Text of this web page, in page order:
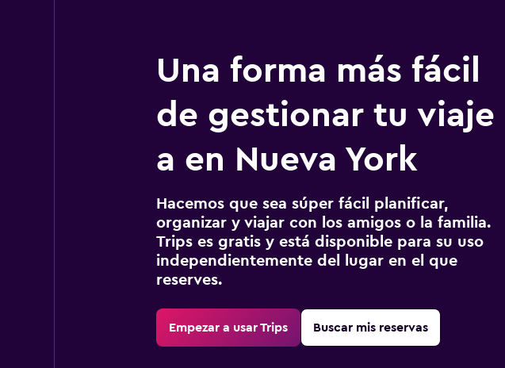
Una forma más fácil
de gestionar tu viaje
a en Nueva York
Hacemos que sea súper fácil planificar,
organizar y viajar con los amigos o la familia.
Trips es gratis y está disponible para su uso
independientemente del lugar en el que
reserves.
Empezar a usar Trips Buscar mis reservas